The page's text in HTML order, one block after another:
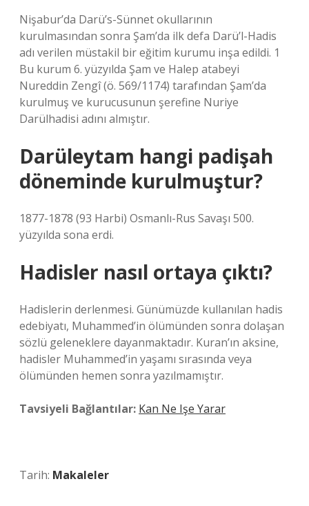
Nişabur’da Darü’s-Sünnet okullarının
kurulmasından sonra Şam’da ilk defa Darü’l-Hadis
adı verilen müstakil bir eğitim kurumu inşa edildi. 1
Bu kurum 6. yüzyılda Şam ve Halep atabeyi
Nureddin Zengî (ö. 569/1174) tarafından Şam’da
kurulmuş ve kurucusunun şerefine Nuriye
Darülhadisi adını almıştır.
Darüleytam hangi padişah
döneminde kurulmuştur?
1877-1878 (93 Harbi) Osmanlı-Rus Savaşı 500.
yüzyılda sona erdi.
Hadisler nasıl ortaya çıktı?
Hadislerin derlenmesi. Günümüzde kullanılan hadis
edebiyatı, Muhammed’in ölümünden sonra dolaşan
sözlü geleneklere dayanmaktadır. Kuran’ın aksine,
hadisler Muhammed’in yaşamı sırasında veya
ölümünden hemen sonra yazılmamıştır.
Tavsiyeli Bağlantılar: Kan Ne Işe Yarar
Tarih: Makaleler